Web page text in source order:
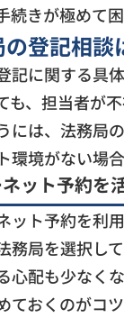
続きが極めて困
の登記相
記に関する具
も、担当者が
には、法務局
環境がない場
ット予約を
ット予約を利
務局を選択し
心配も少なく
ておくのがコツ